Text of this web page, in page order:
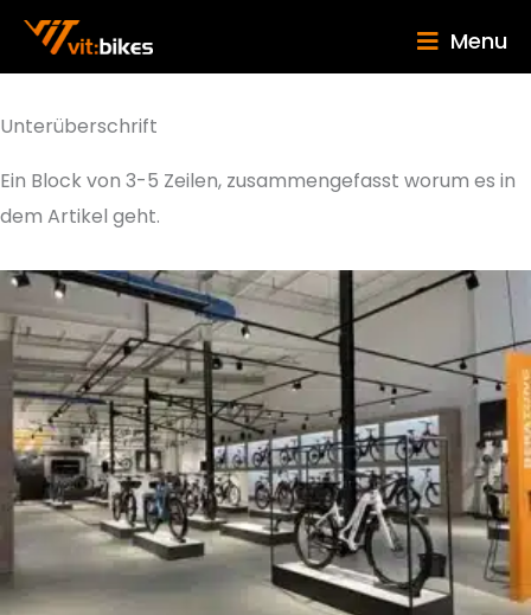
Menu
Unterüberschrift
Ein Block von 3-5 Zeilen, zusammengefasst worum es in
dem Artikel geht.